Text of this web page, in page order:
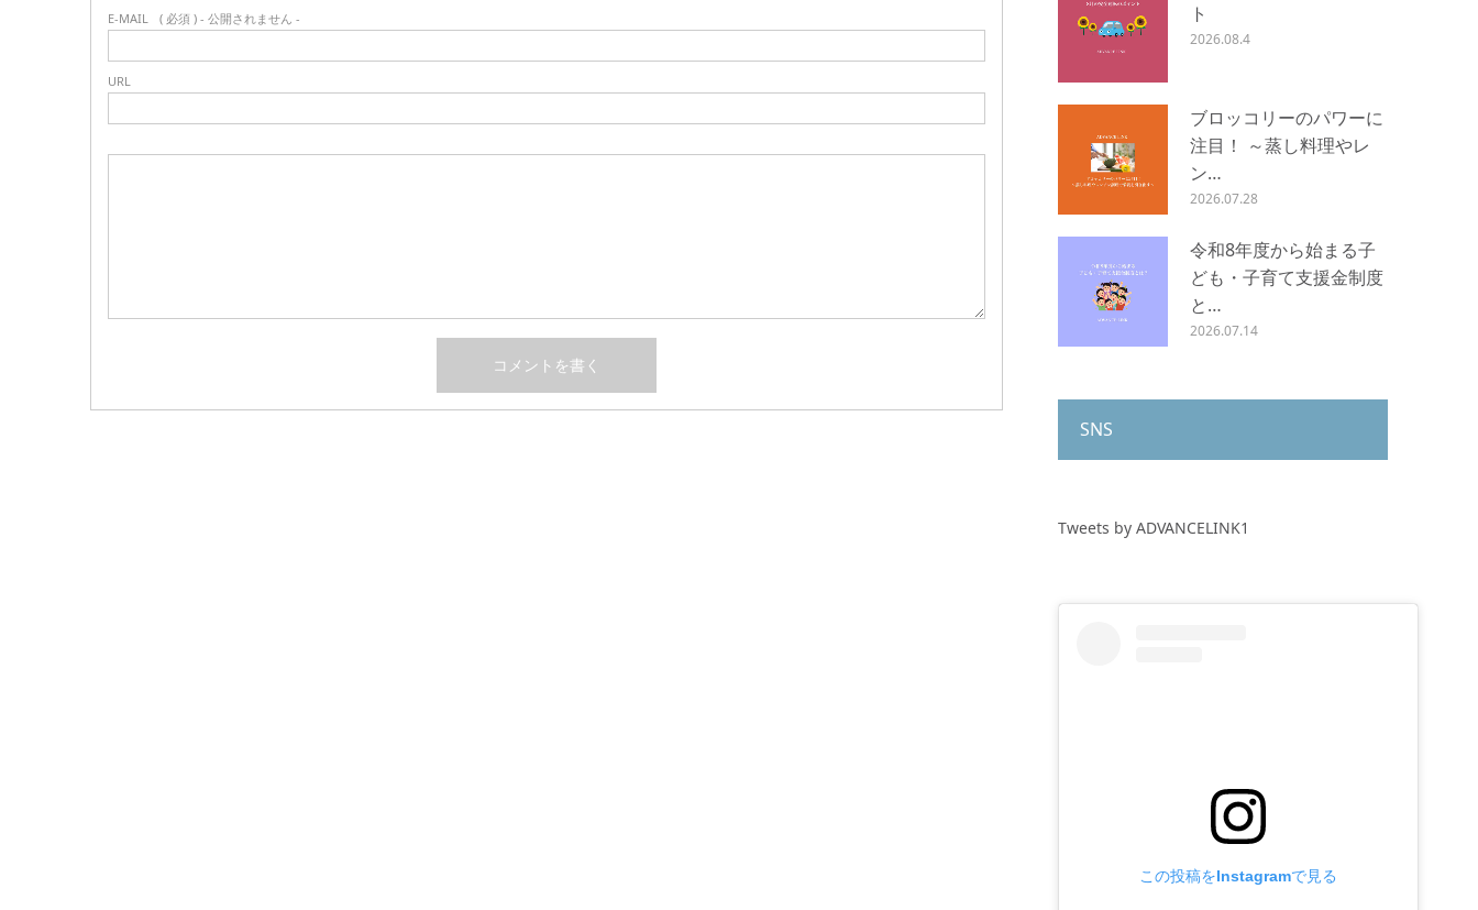
E-MAIL ( 必須 ) - 公開されません -
URL
ト
2026.08.4
ブロッコリーのパワーに
注目！ ～蒸し料理やレ
ン…
2026.07.28
令和8年度から始まる子
ども・子育て支援金制度
と…
2026.07.14
SNS
Tweets by ADVANCELINK1
この投稿をInstagramで見る